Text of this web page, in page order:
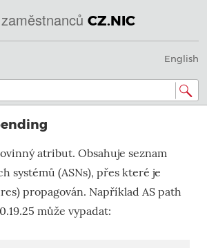
CZ.NIC
English
atribut. Obsahuje seznam
systémů (ASNs), přes které je
propagován. Například AS path
může vypadat: